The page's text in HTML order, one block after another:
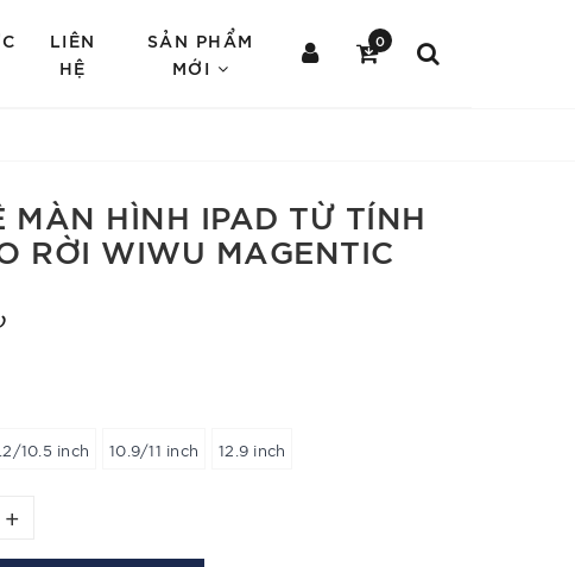
LIÊN
HỆ
SẢN PHẨM
MỚI
0
MÀN HÌNH IPAD TỪ TÍNH
RỜI WIWU MAGENTIC
10.5 inch 10.9/11 inch 12.9 inch
+